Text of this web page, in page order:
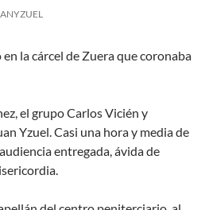
la cárcel de Zuera que coronaba
el grupo Carlos Vicién y
Yzuel. Casi una hora y media de
entregada, ávida de